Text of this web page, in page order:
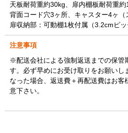
天板耐荷重約30kg、扉内棚板耐荷重約
背面コード穴3ヶ所、キャスター4ヶ（
扉収納部：可動棚1枚付属（3.2cmピッ
注意事項
※配送会社による強制返送までの保管
す。必ず早めにお受け取りをお願いし
なった場合、返送費＋再配送費はお客
意下さい。